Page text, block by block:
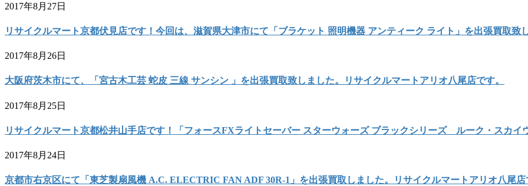
2017年8月27日
リサイクルマート京都伏見店です！今回は、滋賀県大津市にて「ブラケット 照明機器 アンティーク ライト」を出張買取致
2017年8月26日
大阪府茨木市にて、「宮古木工芸 蛇皮 三線 サンシン 」を出張買取致しました。リサイクルマートアリオ八尾店です。
2017年8月25日
リサイクルマート京都松井山手店です！「フォースFXライトセーバー スターウォーズ ブラックシリーズ ルーク・スカイ
2017年8月24日
京都市右京区にて「東芝製扇風機 A.C. ELECTRIC FAN ADF 30R-1」を出張買取しました。リサイクルマートアリオ八尾店